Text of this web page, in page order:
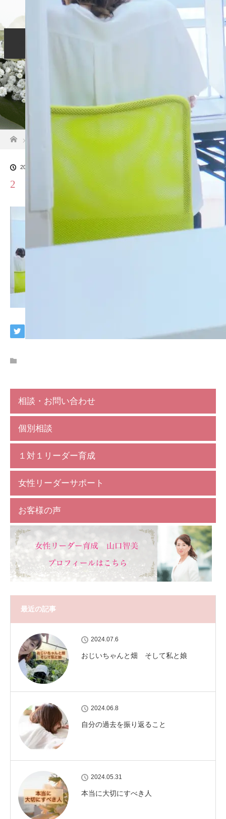
リーダーサポート
ブログ一覧 2
2021.07.5
2
相談・お問い合わせ
個別相談
１対１リーダー育成
女性リーダーサポート
お客様の声
最近の記事
2024.07.6
おじいちゃんと畑 そして私と娘
2024.06.8
自分の過去を振り返ること
2024.05.31
本当に大切にすべき人